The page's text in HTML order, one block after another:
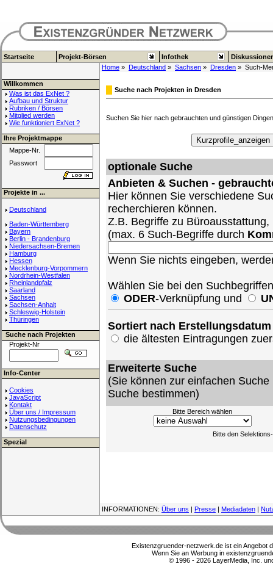
Startseite Projekt-Börsen Infothek
Home » Deutschland » Sachsen » Dresden » Such-
Willkommen
Was ist das ExNet ?
Aufbau und Struktur
Rubriken / Börsen
Mitglied werden
Wie funktioniert ExNet ?
Ihre Projektmappe
Mappe-Nr.
Passwort
Projekte in ...
Deutschland
Baden-Württemberg
Bayern
Berlin - Brandenburg
Niedersachsen-Bremen
Hamburg
Hessen
Mecklenburg-Vorpommern
Nordrhein-Westfalen
Rheinlandpfalz
Saarland
Sachsen
Sachsen-Anhalt
Schleswig-Holstein
Thüringen
Suche nach Projekten
Projekt-Nr
Info-Center
Cookies
JavaScript
Kontakt
Über uns / Impressum
Nutzungsbedingungen
Datenschutz
Spezial
Suche nach Projekten in Dresden
Suchen Sie hier nach gebrauchten und günstigen
optionale Suche
Anbieten & Suchen -
Hier können Sie verschiedene
recherchieren können.
Z.B. Begriffe zu
(max. 6 Such-Begriffe durch
Wenn Sie nichts eingeben,
Wählen Sie bei den
ODER-Verknüpfung und
Sortiert nach Erstellungsdatum
die ältesten Eintragungen
Erweiterte Suche
(Sie können zur einfachen
Suche bestimmen)
Bitte Bereich wählen
Bitte den
INFORMATIONEN: Über uns | Presse | Mediadaten |
Existenzgruender-netzwerk.de ist ein Angebot
Wenn Sie an Werbung in
© 1996 - 2026 LayerMedia, Inc.